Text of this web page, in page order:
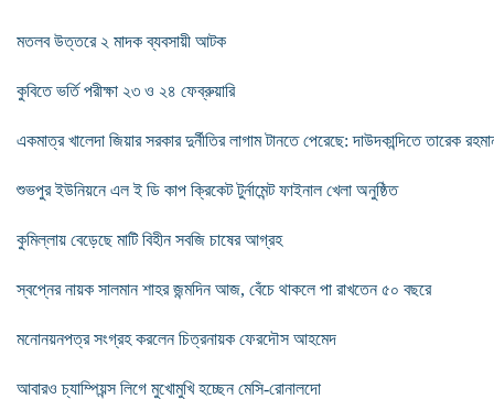
মতলব উত্তরে ২ মাদক ব্যবসায়ী আটক
কুবিতে ভর্তি পরীক্ষা ২৩ ও ২৪ ফেব্রুয়ারি
একমাত্র খালেদা জিয়ার সরকার দুর্নীতির লাগাম টানতে পেরেছে: দাউদকান্দিতে তারেক
শুভপুর ইউনিয়নে এল ই ডি কাপ ক্রিকেট টুর্নামেন্ট ফাইনাল খেলা অনুষ্ঠিত
কুমিল্লায় বেড়েছে মাটি বিহীন সবজি চাষের আগ্রহ
স্বপ্নের নায়ক সালমান শাহর জন্মদিন আজ, বেঁচে থাকলে পা রাখতেন ৫০ বছরে
মনোনয়নপত্র সংগ্রহ করলেন চিত্রনায়ক ফেরদৌস আহমেদ
আবারও চ্যাম্পিয়ন্স লিগে মুখোমুখি হচ্ছেন মেসি-রোনালদো